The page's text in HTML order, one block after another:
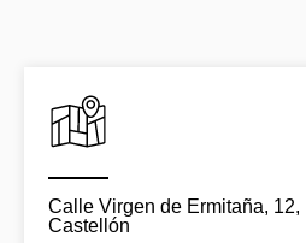
Calle Virgen de Ermitaña,
Castellón